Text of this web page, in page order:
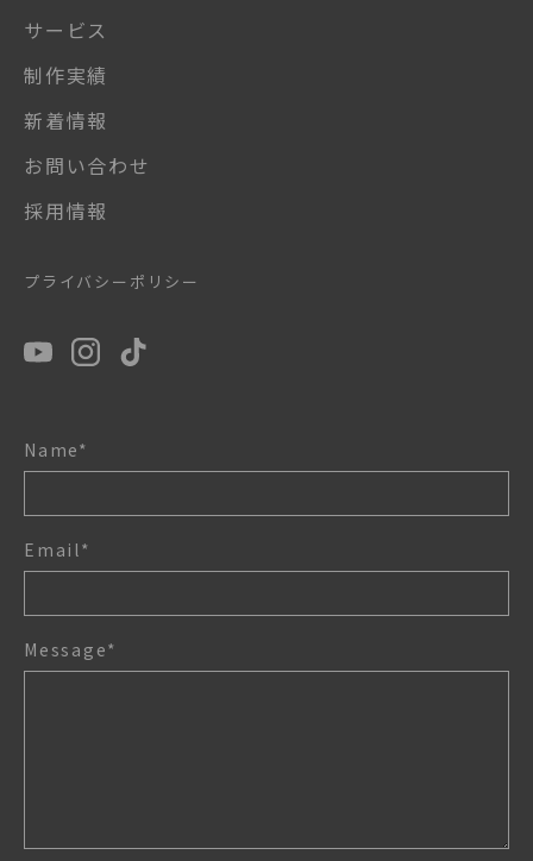
サービス
制作実績
新着情報
お問い合わせ
採用情報
プライバシーポリシー
Name*
Email*
Message*